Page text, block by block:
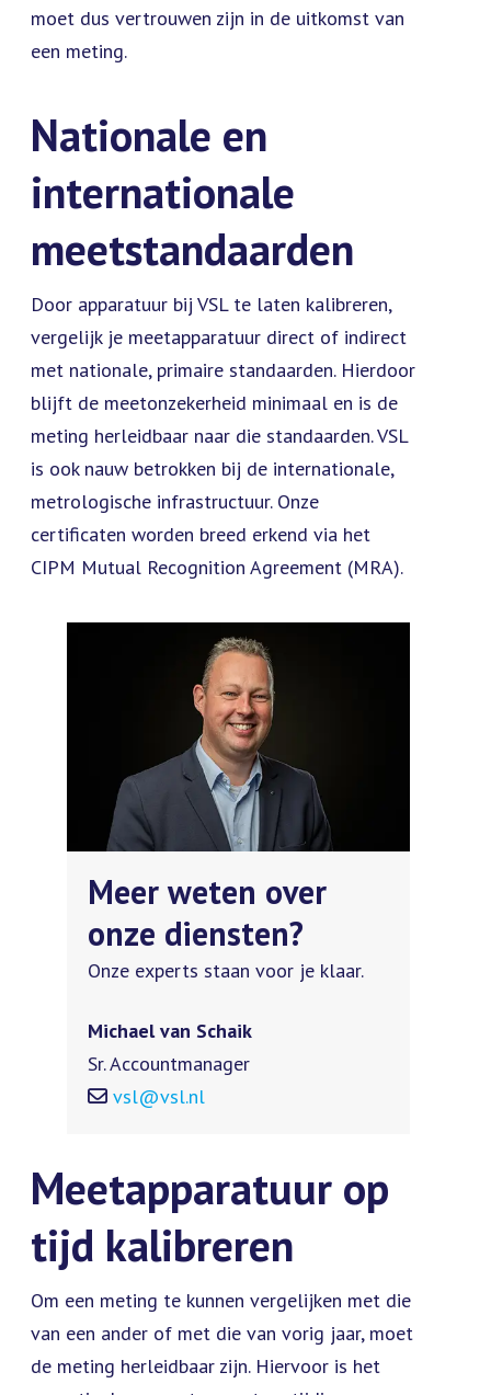
moet dus vertrouwen zijn in de uitkomst van
een meting.
Nationale en
internationale
meetstandaarden
Door apparatuur bij VSL te laten kalibreren,
vergelijk je meetapparatuur direct of indirect
met nationale, primaire standaarden. Hierdoor
blijft de meetonzekerheid minimaal en is de
meting herleidbaar naar die standaarden. VSL
is ook nauw betrokken bij de internationale,
metrologische infrastructuur. Onze
certificaten worden breed erkend via het
CIPM Mutual Recognition Agreement (MRA).
Meer weten over
onze diensten?
Onze experts staan voor je klaar.
Michael van Schaik
Sr. Accountmanager
vsl@vsl.nl
Meetapparatuur op
tijd kalibreren
Om een meting te kunnen vergelijken met die
van een ander of met die van vorig jaar, moet
de meting herleidbaar zijn. Hiervoor is het